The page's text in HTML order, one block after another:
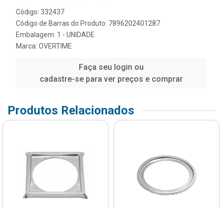
Código: 332437
Código de Barras do Produto: 7896202401287
Embalagem: 1 - UNIDADE
Marca: OVERTIME
Faça seu login ou
cadastre-se para ver preços e comprar
Produtos Relacionados